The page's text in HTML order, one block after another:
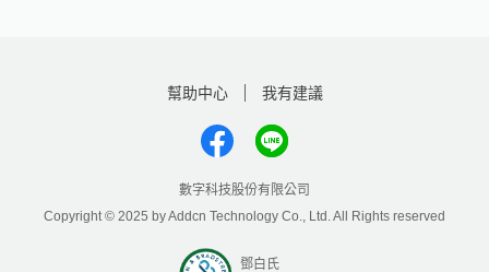
幫助中心 我有建議
數字科技股份有限公司
Copyright © 2025 by Addcn Technology Co., Ltd. All Rights reserved
鄧白氏